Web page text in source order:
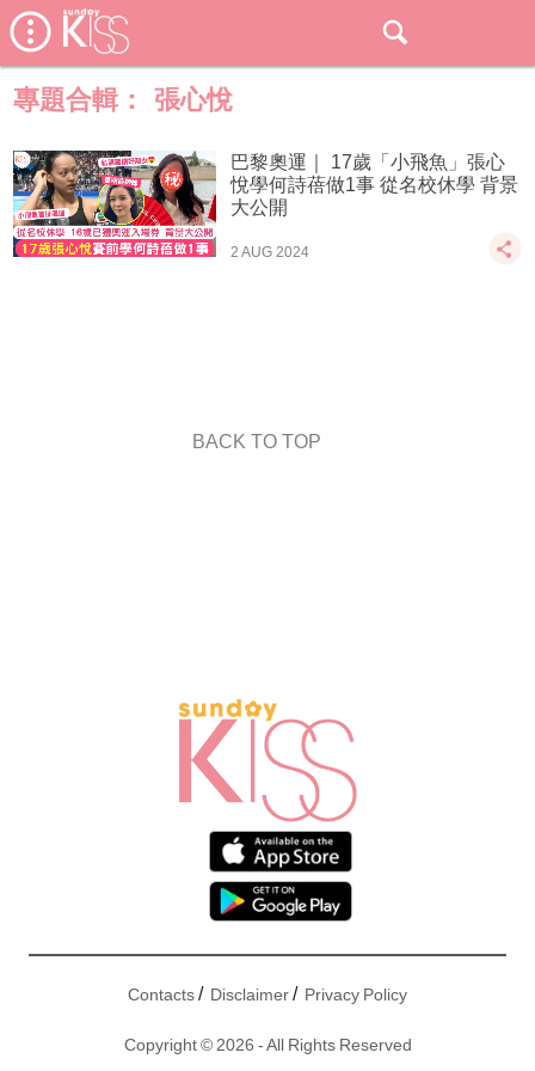
專題合輯： 張心悅
巴黎奧運｜ 17歲「小飛魚」張心
悅學何詩蓓做1事 從名校休學 背景
大公開
2 AUG 2024
BACK TO TOP
Contacts/ Disclaimer/ Privacy Policy
Copyright © 2026 - All Rights Reserved